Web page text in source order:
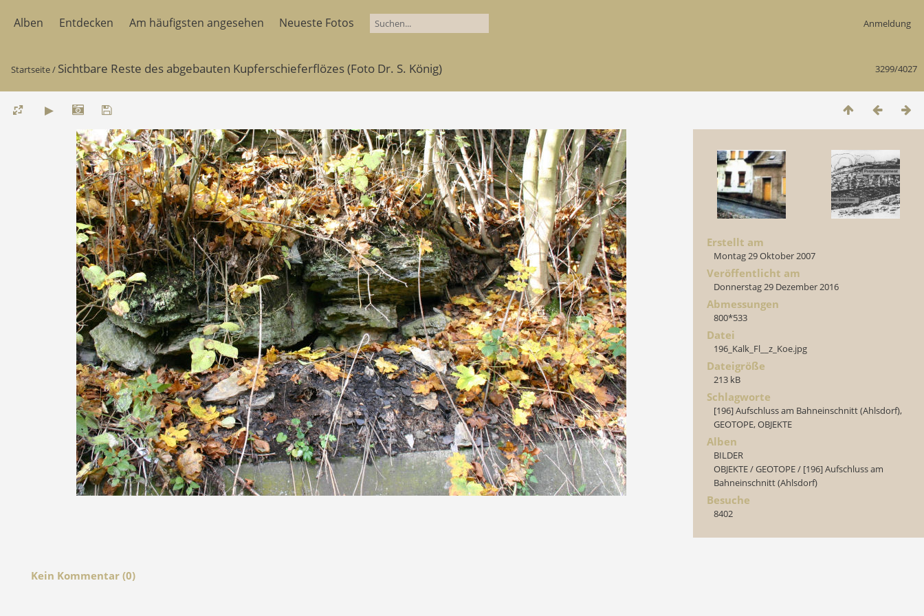
Alben Entdecken Am häufigsten angesehen Neueste Fotos Anmeldung
3299/4027
Startseite/ Sichtbare Reste des abgebauten Kupferschieferflözes (Foto Dr. S. König)
Erstellt am
Montag 29 Oktober 2007
Veröffentlicht am
Donnerstag 29 Dezember 2016
Abmessungen
800*533
Datei
196_Kalk_Fl__z_Koe.jpg
Dateigröße
213 kB
Schlagworte
[196] Aufschluss am Bahneinschnitt (Ahlsdorf),
GEOTOPE,OBJEKTE
Alben
BILDER
OBJEKTE/GEOTOPE/ [196] Aufschluss am
Bahneinschnitt (Ahlsdorf)
Besuche
8402
Kein Kommentar (0)